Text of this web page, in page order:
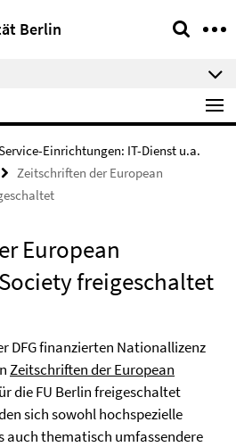
Berlin
Einrichtungen: IT-Dienst u.a.
Zeitschriften der European
European
freigeschaltet
DFG finanzierten Nationallizenz
Zeitschriften der European
die FU Berlin freigeschaltet
sich sowohl hochspezielle
auch thematisch umfassendere